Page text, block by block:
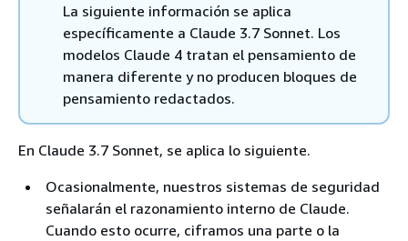
La siguiente información se aplica
específicamente a Claude 3.7 Sonnet. Los
modelos Claude 4 tratan el pensamiento de
manera diferente y no producen bloques de
pensamiento redactados.
En Claude 3.7 Sonnet, se aplica lo siguiente.
Ocasionalmente, nuestros sistemas de seguridad
señalarán el razonamiento interno de Claude.
Cuando esto ocurre, ciframos una parte o la